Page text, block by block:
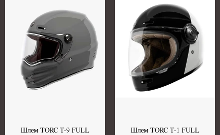
Шлем TORC T-9 FULL
Шлем TORC T-1 FULL